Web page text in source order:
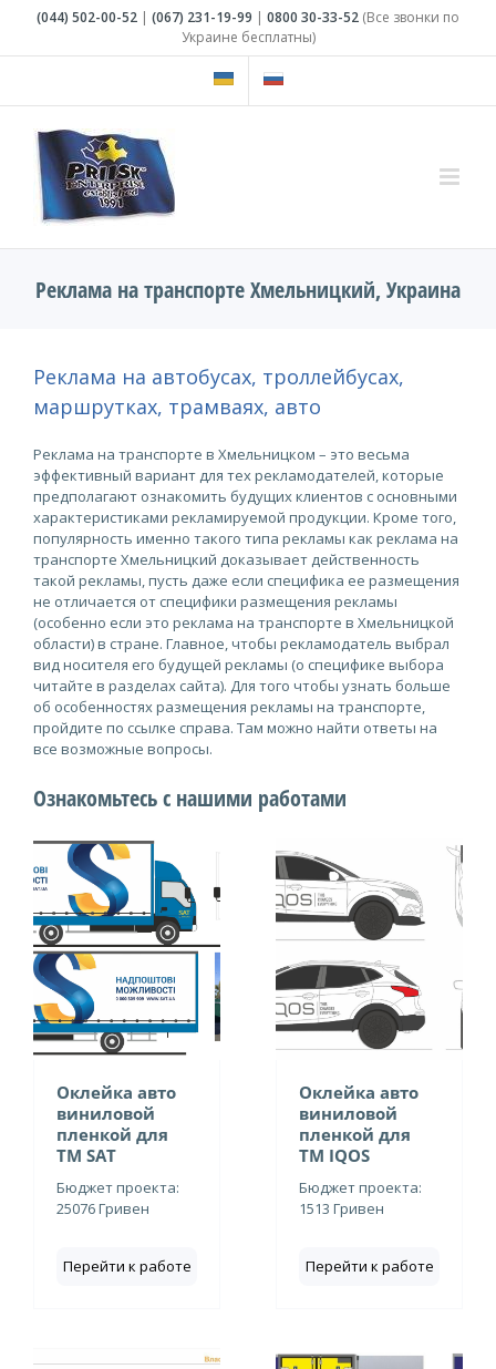
content
(044) 502-00-52 | (067) 231-19-99 | 0800 30-33-52 (Все звонки по
Украине бесплатны)
Реклама на транспорте Хмельницкий, Украина
Реклама на автобусах, троллейбусах,
маршрутках, трамваях, авто
Реклама на транспорте в Хмельницком – это весьма
эффективный вариант для тех рекламодателей, которые
предполагают ознакомить будущих клиентов с основными
характеристиками рекламируемой продукции. Кроме того,
популярность именно такого типа рекламы как реклама на
транспорте Хмельницкий доказывает действенность
такой рекламы, пусть даже если специфика ее размещения
не отличается от специфики размещения рекламы
(особенно если это реклама на транспорте в Хмельницкой
области) в стране. Главное, чтобы рекламодатель выбрал
вид носителя его будущей рекламы (о специфике выбора
читайте в разделах сайта). Для того чтобы узнать больше
об особенностях размещения рекламы на транспорте,
пройдите по ссылке справа. Там можно найти ответы на
все возможные вопросы.
Ознакомьтесь с нашими работами
Оклейка авто
виниловой
пленкой для
ТМ SAT
Бюджет проекта:
25076 Гривен
Перейти к работе
Оклейка авто
виниловой
пленкой для
ТМ IQOS
Бюджет проекта:
1513 Гривен
Перейти к работе